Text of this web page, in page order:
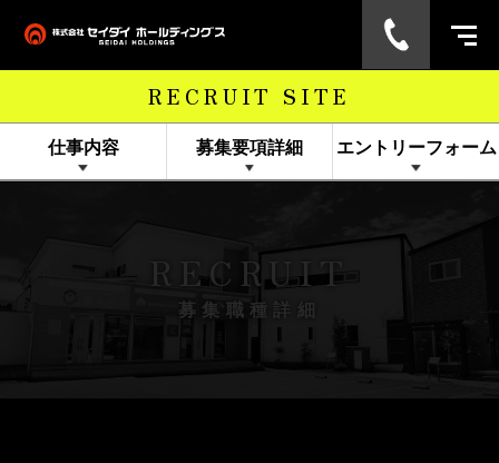
RECRUIT SITE
仕事内容 募集要項詳細 エントリーフォーム
RECRUIT
募集職種詳細